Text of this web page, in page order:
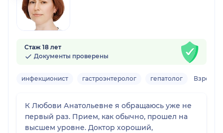
Стаж 18 лет
Документы проверены
инфекционист гастроэнтеролог гепатолог
К Любови Анатольевне я обращаюсь уже не
первый раз. Прием, как обычно, прошел на
высшем уровне. Доктор хороший,